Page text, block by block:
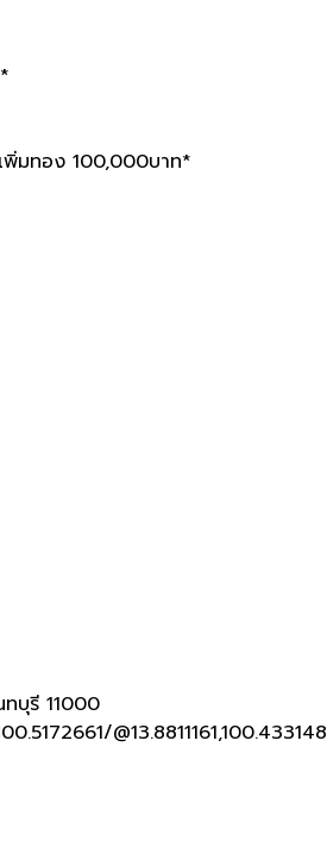
*
พิ่มทอง 100,000บาท*
ทบุรี 11000
@13.8811161,100.433148